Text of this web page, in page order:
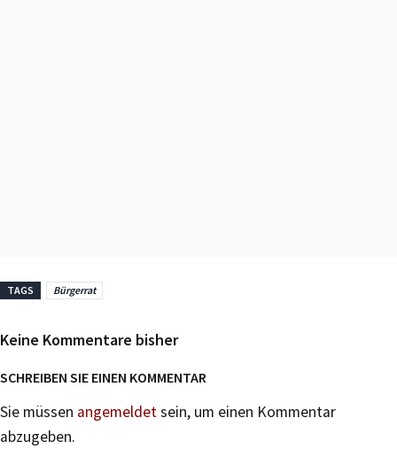
TAGS Bürgerrat
Keine Kommentare bisher
SCHREIBEN SIE EINEN KOMMENTAR
Sie müssen angemeldetsein, um einen Kommentar
abzugeben.